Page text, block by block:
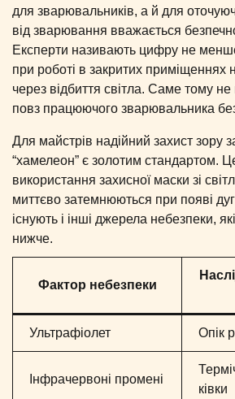
для зварювальників, а й для
від зварювання вважається
Експерти називають цифру не
при роботі в закритих приміщеннях
через відбиття світла. Саме тому
повз працюючого зварювальника
Для майстрів надійний захист зору
“хамелеон” є золотим стандартом.
використання захисної маски зі
миттєво затемнюються при появі
існують і інші джерела небезпеки,
нижче.
Фактор небезпеки
Ультрафіолет Опік
Інфрачервоні промені
ківки